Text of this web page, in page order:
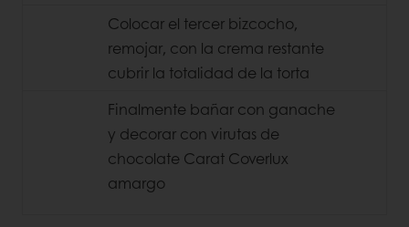
Colocar el tercer bizcocho,
remojar, con la crema restante
cubrir la totalidad de la torta
Finalmente bañar con ganache
y decorar con virutas de
chocolate Carat Coverlux
amargo